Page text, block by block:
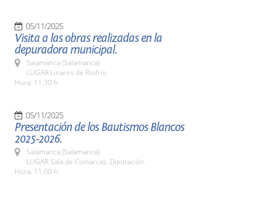
05/11/2025
Visita a las obras realizadas en la
depuradora municipal.
Salamanca (Salamanca)
LUGAR Linares de Riofrío
Hora: 11:30 h
05/11/2025
Presentación de los Bautismos Blancos
2025-2026.
Salamanca (Salamanca)
LUGAR Sala de Comarcas. Diputación.
Hora: 11,00 h.